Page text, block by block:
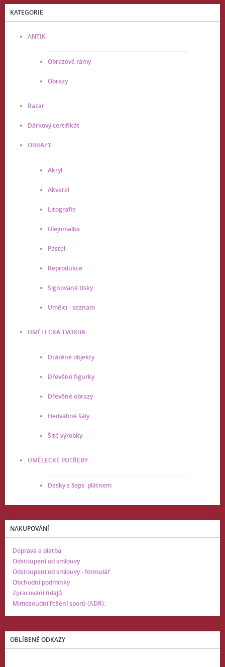
KATEGORIE
ANTIK
Obrazové rámy
Obrazy
Bazar
Dárkový certifikát
OBRAZY
Akryl
Akvarel
Litografie
Olejomalba
Pastel
Reprodukce
Signované tisky
Umělci - seznam
UMĚLECKÁ TVORBA
Drátěné objekty
Dřevěné figurky
Dřevěné obrazy
Hedvábné šály
Šité výrobky
UMĚLECKÉ POTŘEBY
Desky s šeps. plátnem
NAKUPOVÁNÍ
Doprava a platba
Odstoupení od smlouvy
Odstoupení od smlouvy - formulář
Obchodní podmínky
Zpracování údajů
Mimosoudní řešení sporů (ADR):
OBLÍBENÉ ODKAZY